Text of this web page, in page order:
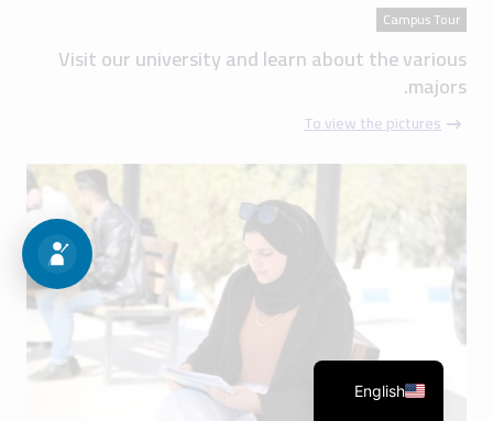
Campus Tour
Visit our university and learn about the various
majors.
To view the pictures
English